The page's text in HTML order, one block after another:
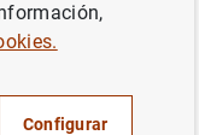
Configurar